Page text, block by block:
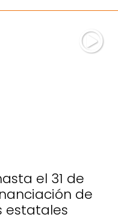
el 31 de
de
estatales